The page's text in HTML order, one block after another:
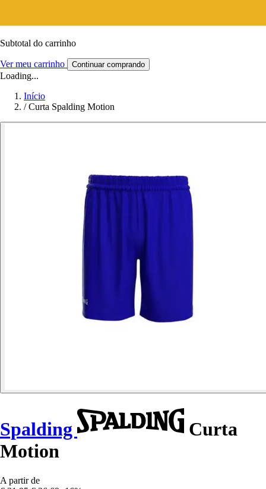
Subtotal do carrinho
Ver meu carrinho Continuar comprando
Loading...
Início
/ Curta Spalding Motion
Spalding
Curta
Motion
A partir de